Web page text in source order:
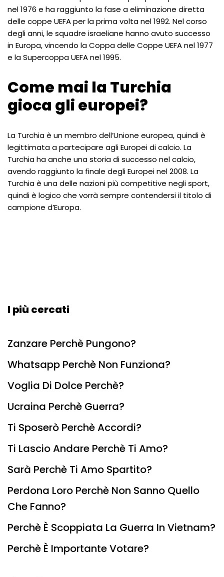
nel 1976 e ha raggiunto la fase a eliminazione diretta
delle coppe UEFA per la prima volta nel 1992. Nel corso
degli anni, le squadre israeliane hanno avuto successo
in Europa, vincendo la Coppa delle Coppe UEFA nel 1977
e la Supercoppa UEFA nel 1995.
Come mai la Turchia
gioca gli europei?
La Turchia è un membro dell’Unione europea, quindi è
legittimata a partecipare agli Europei di calcio. La
Turchia ha anche una storia di successo nel calcio,
avendo raggiunto la finale degli Europei nel 2008. La
Turchia è una delle nazioni più competitive negli sport,
quindi è logico che vorrà sempre contendersi il titolo di
campione d’Europa.
I più cercati
Zanzare Perchè Pungono?
Whatsapp Perchè Non Funziona?
Voglia Di Dolce Perchè?
Ucraina Perchè Guerra?
Ti Sposerò Perchè Accordi?
Ti Lascio Andare Perchè Ti Amo?
Sarà Perchè Ti Amo Spartito?
Perdona Loro Perchè Non Sanno Quello
Che Fanno?
Perchè È Scoppiata La Guerra In Vietnam?
Perchè È Importante Votare?